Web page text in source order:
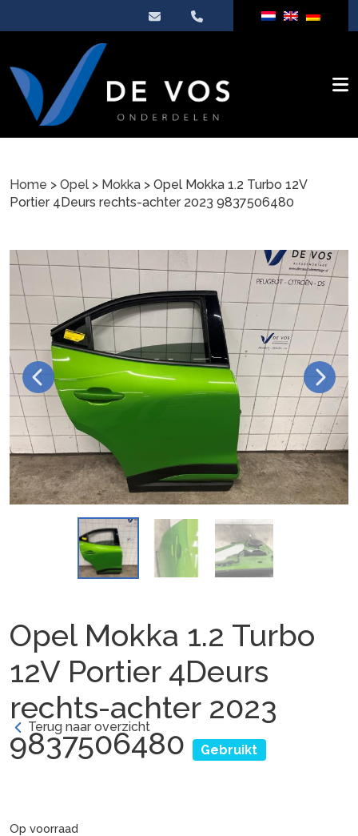
Home > Opel > Mokka > Opel Mokka 1.2 Turbo 12V
Portier 4Deurs rechts-achter 2023 9837506480
Opel Mokka 1.2 Turbo
12V Portier 4Deurs
rechts-achter 2023
9837506480
Gebruikt
Terug naar overzicht
Op voorraad